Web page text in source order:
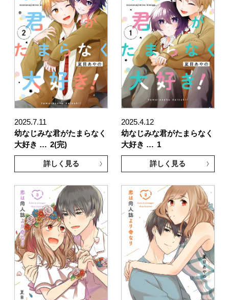
2025.7.11
幼なじみな君がたまらなく
大好き … 2(完)
詳しく見る
2025.4.12
幼なじみな君がたまらなく
大好き … 1
詳しく見る